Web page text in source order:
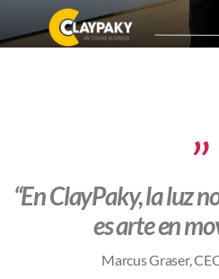
“En ClayPaky, la luz
es arte en
Marcus Graser,